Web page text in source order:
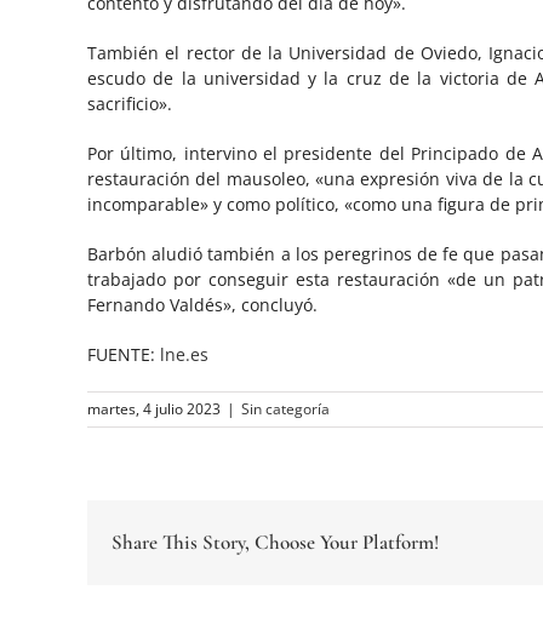
También el rector de la Universidad de Oviedo,
escudo de la universidad y la cruz de la victoria de
sacrificio».
Por último, intervino el presidente del Principado de
restauración del mausoleo, «una expresión viva de la
incomparable» y como político, «como una figura de
Barbón aludió también a los peregrinos de fe que
trabajado por conseguir esta restauración «de un
Fernando Valdés», concluyó.
FUENTE: lne.es
martes, 4 julio 2023 | Sin categoría
Share This Story, Choose Your Platform!